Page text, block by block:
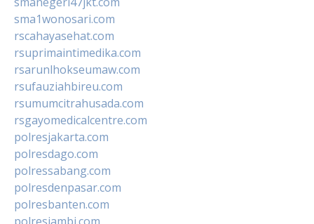
sma1wonosari.com
rscahayasehat.com
rsuprimaintimedika.com
rsarunlhokseumaw.com
rsufauziahbireu.com
rsumumcitrahusada.com
rsgayomedicalcentre.com
polresjakarta.com
polresdago.com
polressabang.com
polresdenpasar.com
polresbanten.com
polresjambi.com